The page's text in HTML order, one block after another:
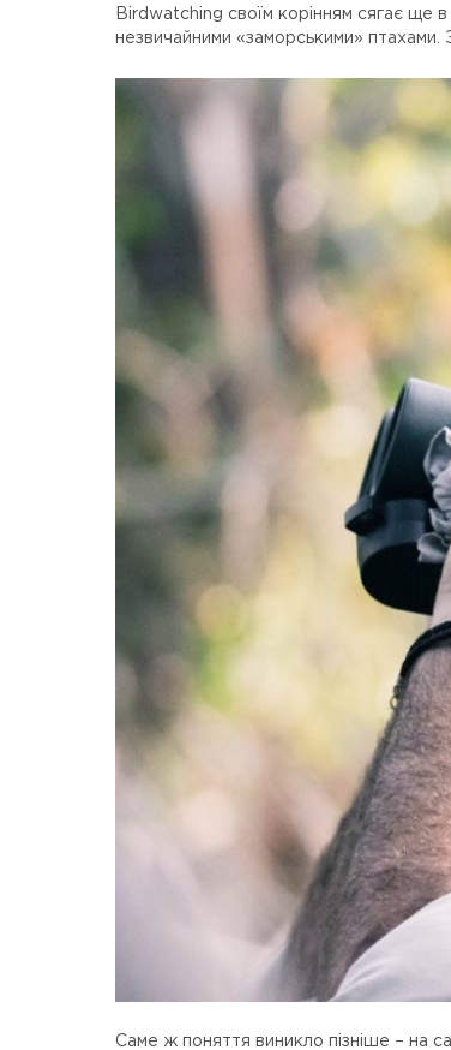
Birdwatching своїм корінням сягає ще в
незвичайними «заморськими» птахами.
Саме ж поняття виникло пізніше – на